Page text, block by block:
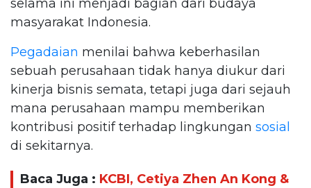
selama ini menjadi bagian dari budaya
masyarakat Indonesia.
Pegadaian menilai bahwa keberhasilan
sebuah perusahaan tidak hanya diukur dari
kinerja bisnis semata, tetapi juga dari sejauh
mana perusahaan mampu memberikan
kontribusi positif terhadap lingkungan sosial
di sekitarnya.
Baca Juga : KCBI, Cetiya Zhen An Kong &